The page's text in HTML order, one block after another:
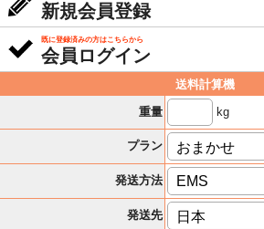
新規会員登録
既に登録済みの方はこちらから
会員ログイン
送料計算機
重量
kg
プラン
発送方法
発送先